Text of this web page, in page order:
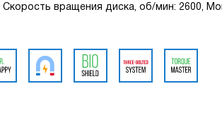
Скорость вращения диска, об/мин: 2600,